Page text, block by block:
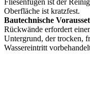
Oberfläche ist kratzfest.
Bautechnische
Rückwände erfordert
Untergrund, der trocken,
Wassereintritt